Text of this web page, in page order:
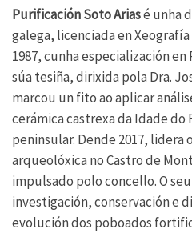
Purificación Soto Ariasé unha
galega, licenciada en
1987, cunha especialización
súa tesiña, dirixida pola Dra.
marcou un fito ao aplicar
cerámica castrexa da Idade do
peninsular. Dende 2017,
arqueolóxica no Castro de
impulsado polo concello. O
investigación, conservación e
evolución dos poboados